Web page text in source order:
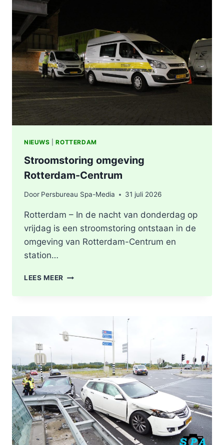
IN
ROTTERDAM
NIEUWS |ROTTERDAM
Stroomstoring omgeving
Rotterdam-Centrum
Door Persbureau Spa-Media 31 juli 2026
Rotterdam – In de nacht van donderdag op
vrijdag is een stroomstoring ontstaan in de
omgeving van Rotterdam-Centrum en
station…
LEES MEER STROOMSTORING